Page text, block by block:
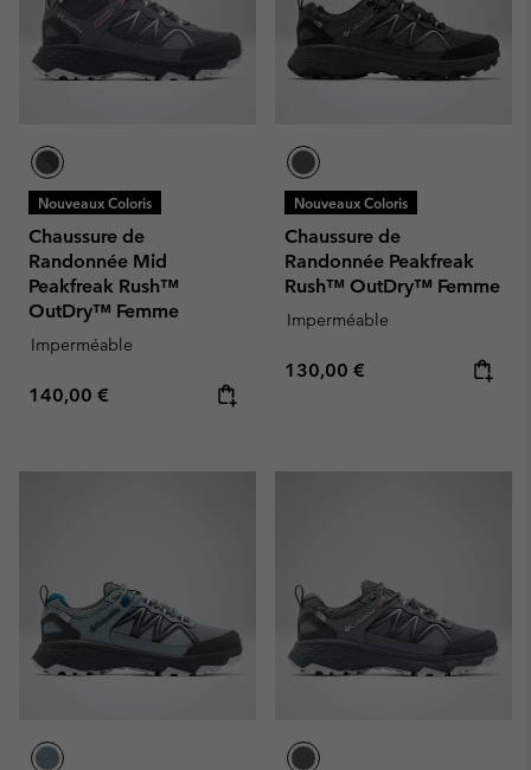
Nouveaux Coloris
Chaussure de
Randonnée Mid
Peakfreak Rush™
OutDry™ Femme
Imperméable
Regular price:
140,00 €
Nouveaux Coloris
Chaussure de
Randonnée Peakfreak
Rush™ OutDry™ Femme
Imperméable
Regular price:
130,00 €